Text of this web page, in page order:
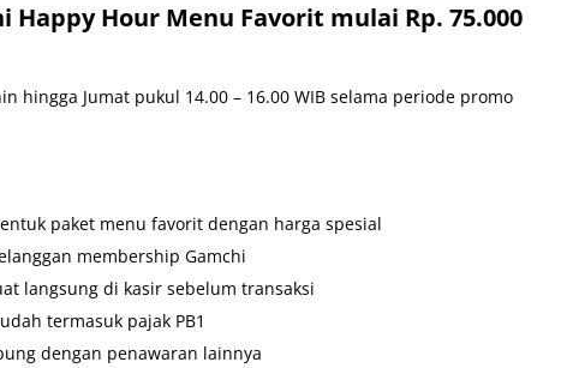
Happy Hour Menu Favorit mulai Rp. 75.000
hingga Jumat pukul 14.00 – 16.00 WIB selama periode promo
paket menu favorit dengan harga spesial
membership Gamchi
langsung di kasir sebelum transaksi
termasuk pajak PB1
dengan penawaran lainnya